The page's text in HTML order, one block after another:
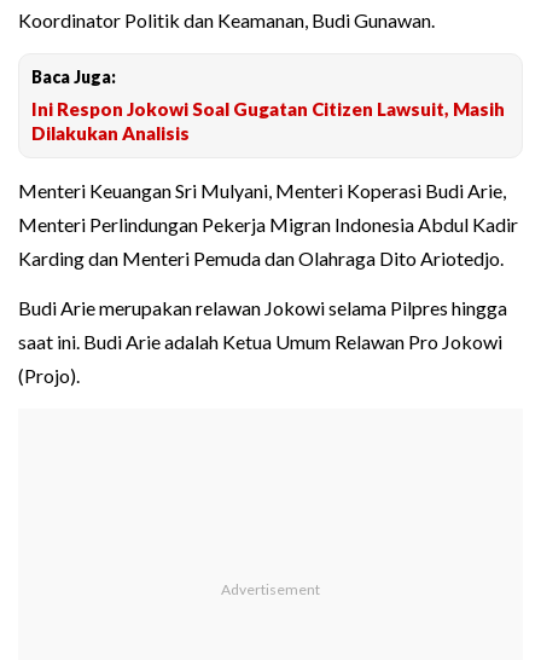
Koordinator Politik dan Keamanan, Budi Gunawan.
Baca Juga:
Ini Respon Jokowi Soal Gugatan Citizen Lawsuit, Masih
Dilakukan Analisis
Menteri Keuangan Sri Mulyani, Menteri Koperasi Budi Arie,
Menteri Perlindungan Pekerja Migran Indonesia Abdul Kadir
Karding dan Menteri Pemuda dan Olahraga Dito Ariotedjo.
Budi Arie merupakan relawan Jokowi selama Pilpres hingga
saat ini. Budi Arie adalah Ketua Umum Relawan Pro Jokowi
(Projo).